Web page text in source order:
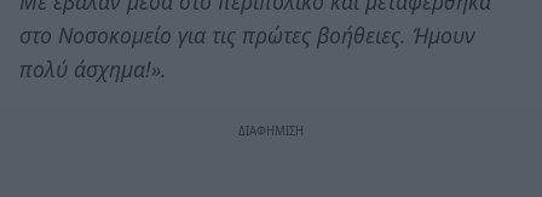
στο Νοσοκομείο για τις πρώτες βοήθειες. Ήμουν
πολύ άσχημα!».